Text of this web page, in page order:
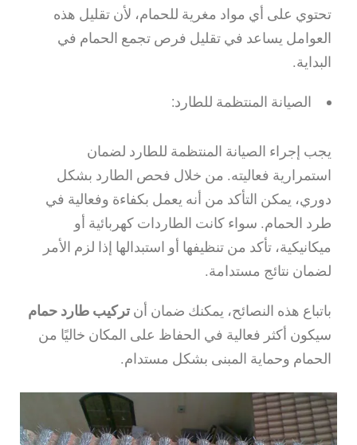
تحتوي على أي مواد مغرية للحمام، لأن تقليل هذه
العوامل يساعد في تقليل فرص تجمع الحمام في
البداية.
الصيانة المنتظمة للطارد:
يجب إجراء الصيانة المنتظمة للطارد لضمان
استمرارية فعاليته. من خلال فحص الطارد بشكل
دوري، يمكن التأكد من أنه يعمل بكفاءة وفعالية في
طرد الحمام. سواء كانت الطاردات كهربائية أو
ميكانيكية، تأكد من تنظيفها أو استبدالها إذا لزم الأمر
لضمان نتائج مستدامة.
باتباع هذه النصائح، يمكنك ضمان أن تركيب طارد حمام
سيكون أكثر فعالية في الحفاظ على المكان خاليًا من
الحمام وحماية المبنى بشكل مستدام.